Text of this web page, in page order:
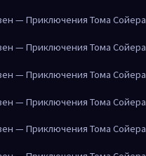
— Приключения Тома Сойера
— Приключения Тома Сойера
— Приключения Тома Сойера
— Приключения Тома Сойера
— Приключения Тома Сойера